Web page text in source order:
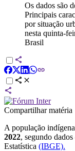
Os dados são
Principais
por situação
nesta quinta-
Brasil
Compartilhar matéria
A população
2022, segundo
Estatística (IBGE).